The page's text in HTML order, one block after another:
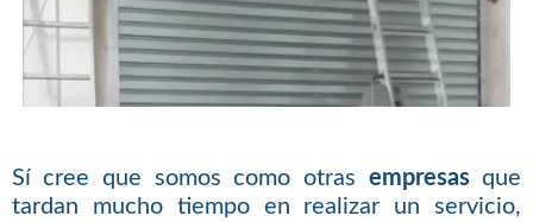
Sí cree que somos como otras empresasque
tardan mucho tiempo en realizar un servicio,